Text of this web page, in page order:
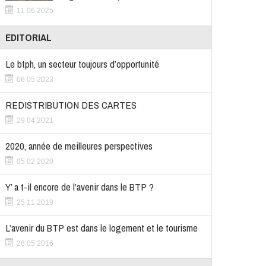
11 06 2025
EDITORIAL
Le btph, un secteur toujours d’opportunité
06 05 2023
REDISTRIBUTION DES CARTES
29 04 2021
2020, année de meilleures perspectives
05 02 2020
Y’ a t-il encore de l’avenir dans le BTP ?
25 11 2019
L’avenir du BTP est dans le logement et le tourisme
26 05 2016